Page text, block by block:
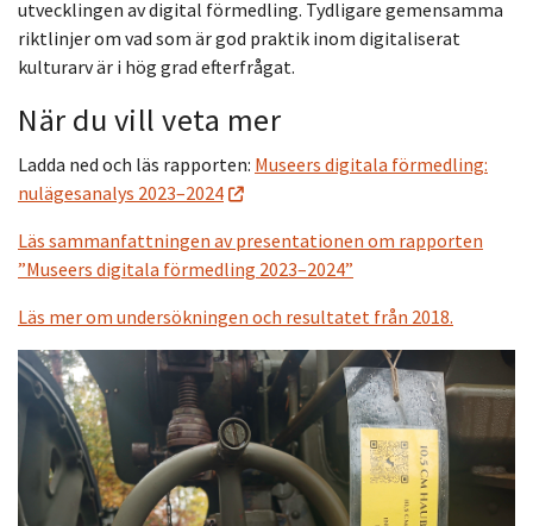
utvecklingen av digital förmedling. Tydligare gemensamma
riktlinjer om vad som är god praktik inom digitaliserat
kulturarv är i hög grad efterfrågat.
När du vill veta mer
Ladda ned och läs rapporten: Museers digitala förmedling:
nulägesanalys 2023–2024
Läs sammanfattningen av presentationen om rapporten
”Museers digitala förmedling 2023–2024”
Läs mer om undersökningen och resultatet från 2018.